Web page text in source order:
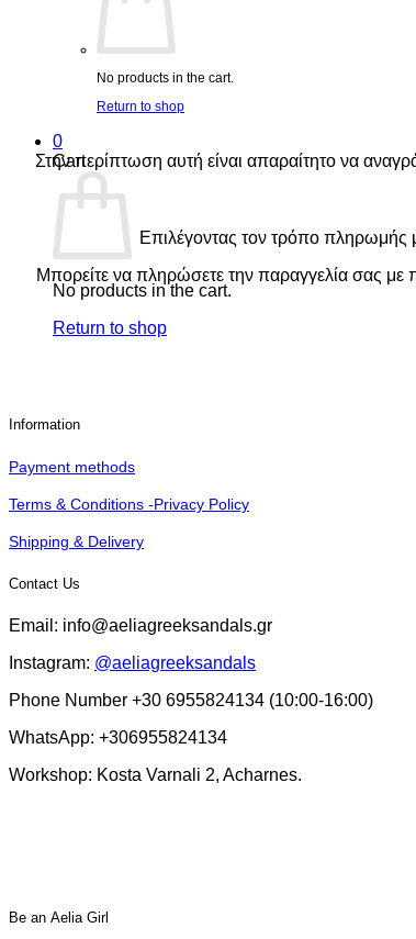
No products in the cart.
Return to shop
0
Cart
No products in the cart.
Return to shop
Στην περίπτωση αυτή είναι απαραίτητο να
Επιλέγοντας τον τρόπο πληρωμής
Μπορείτε να πληρώσετε την παραγγελία σας
Information
Payment methods
Terms & Conditions -Privacy Policy
Shipping & Delivery
Contact Us
Email: info@aeliagreeksandals.gr
Instagram: @aeliagreeksandals
Phone Number +30 6955824134 (10:00-16:00)
WhatsApp: +306955824134
Workshop: Kosta Varnali 2, Acharnes.
Βe an Αelia Girl